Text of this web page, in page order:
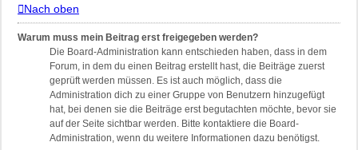
Nach oben
Warum muss mein Beitrag erst freigegeben werden?
Die Board-Administration kann entschieden haben, dass in dem
Forum, in dem du einen Beitrag erstellt hast, die Beiträge zuerst
geprüft werden müssen. Es ist auch möglich, dass die
Administration dich zu einer Gruppe von Benutzern hinzugefügt
hat, bei denen sie die Beiträge erst begutachten möchte, bevor sie
auf der Seite sichtbar werden. Bitte kontaktiere die Board-
Administration, wenn du weitere Informationen dazu benötigst.